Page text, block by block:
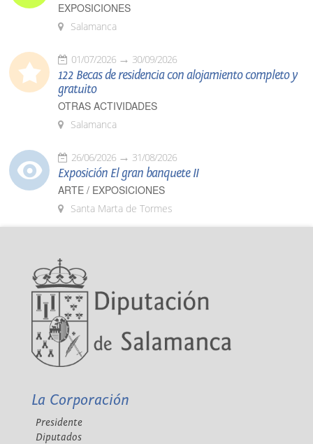
EXPOSICIONES
Salamanca
01/07/2026 30/09/2026
122 Becas de residencia con alojamiento completo y
gratuito
OTRAS ACTIVIDADES
Salamanca
26/06/2026 31/08/2026
Exposición El gran banquete II
ARTE / EXPOSICIONES
Santa Marta de Tormes
La Corporación
Presidente
Diputados